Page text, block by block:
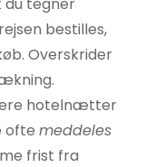
bestilles,
Overskrider
hotelnætter
ofte meddeles
frist fra